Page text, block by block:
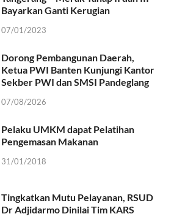
Bayarkan Ganti Kerugian
07/01/2023
Dorong Pembangunan Daerah,
Ketua PWI Banten Kunjungi Kantor
Sekber PWI dan SMSI Pandeglang
07/08/2026
Pelaku UMKM dapat Pelatihan
Pengemasan Makanan
31/01/2018
Tingkatkan Mutu Pelayanan, RSUD
Dr Adjidarmo Dinilai Tim KARS